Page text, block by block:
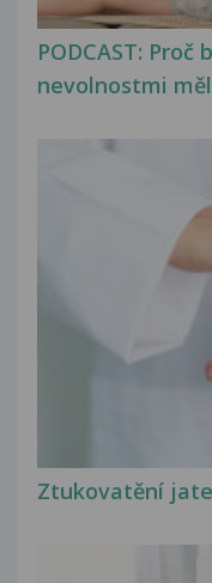
PODCAST:
nevolnostmi
Ztukovatění